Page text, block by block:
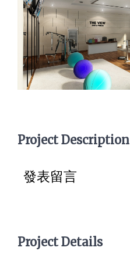
Project Description
發表留言
Project Details